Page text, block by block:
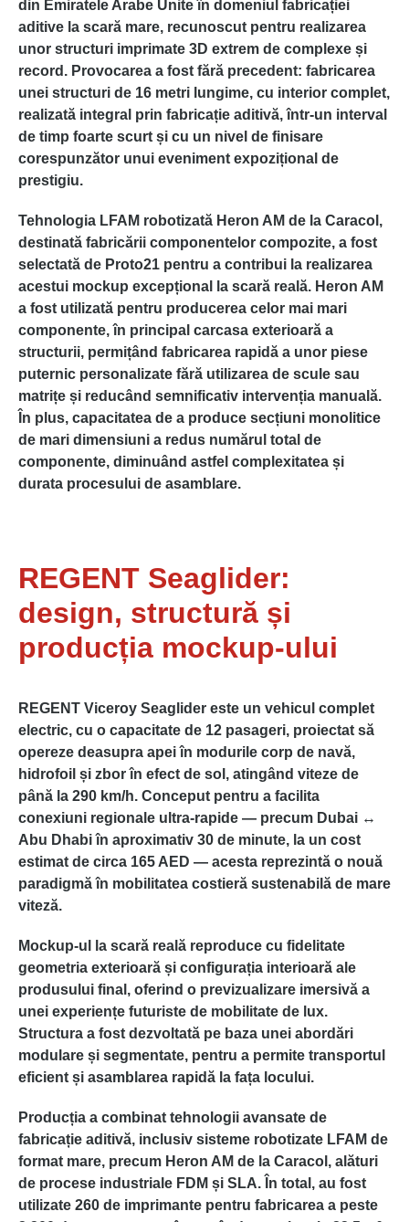
din Emiratele Arabe Unite în domeniul fabricației
aditive la scară mare, recunoscut pentru realizarea
unor structuri imprimate 3D extrem de complexe și
record. Provocarea a fost fără precedent: fabricarea
unei structuri de 16 metri lungime, cu interior complet,
realizată integral prin fabricație aditivă, într-un interval
de timp foarte scurt și cu un nivel de finisare
corespunzător unui eveniment expozițional de
prestigiu.
Tehnologia LFAM robotizată Heron AM de la Caracol,
destinată fabricării componentelor compozite, a fost
selectată de Proto21 pentru a contribui la realizarea
acestui mockup excepțional la scară reală. Heron AM
a fost utilizată pentru producerea celor mai mari
componente, în principal carcasa exterioară a
structurii, permițând fabricarea rapidă a unor piese
puternic personalizate fără utilizarea de scule sau
matrițe și reducând semnificativ intervenția manuală.
În plus, capacitatea de a produce secțiuni monolitice
de mari dimensiuni a redus numărul total de
componente, diminuând astfel complexitatea și
durata procesului de asamblare.
REGENT Seaglider:
design, structură și
producția mockup-ului
REGENT Viceroy Seaglider este un vehicul complet
electric, cu o capacitate de 12 pasageri, proiectat să
opereze deasupra apei în modurile corp de navă,
hidrofoil și zbor în efect de sol, atingând viteze de
până la 290 km/h. Conceput pentru a facilita
conexiuni regionale ultra-rapide — precum Dubai ↔
Abu Dhabi în aproximativ 30 de minute, la un cost
estimat de circa 165 AED — acesta reprezintă o nouă
paradigmă în mobilitatea costieră sustenabilă de mare
viteză.
Mockup-ul la scară reală reproduce cu fidelitate
geometria exterioară și configurația interioară ale
produsului final, oferind o previzualizare imersivă a
unei experiențe futuriste de mobilitate de lux.
Structura a fost dezvoltată pe baza unei abordări
modulare și segmentate, pentru a permite transportul
eficient și asamblarea rapidă la fața locului.
Producția a combinat tehnologii avansate de
fabricație aditivă, inclusiv sisteme robotizate LFAM de
format mare, precum Heron AM de la Caracol, alături
de procese industriale FDM și SLA. În total, au fost
utilizate 260 de imprimante pentru fabricarea a peste